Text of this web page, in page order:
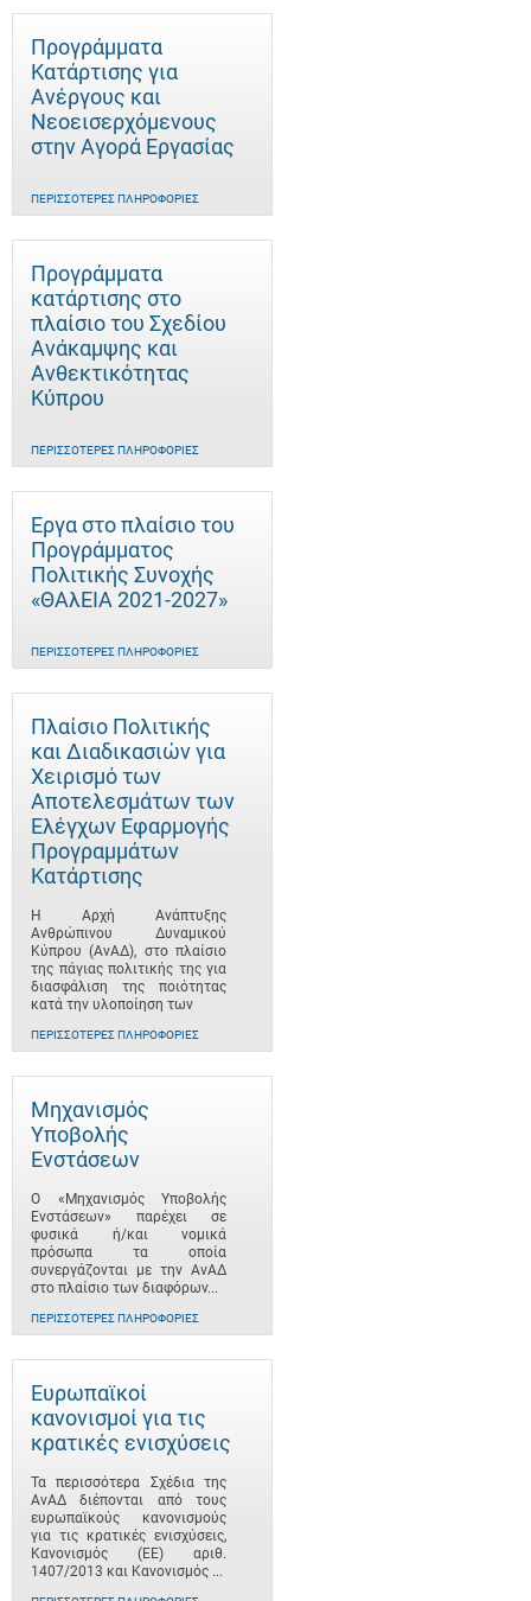
Προγράμματα
Κατάρτισης για
Ανέργους και
Νεοεισερχόμενους
στην Αγορά Εργασίας
ΠΕΡΙΣΣΌΤΕΡΕΣ ΠΛΗΡΟΦΟΡΊΕΣ
Προγράμματα
κατάρτισης στο
πλαίσιο του Σχεδίου
Ανάκαμψης και
Ανθεκτικότητας
Κύπρου
ΠΕΡΙΣΣΌΤΕΡΕΣ ΠΛΗΡΟΦΟΡΊΕΣ
Έργα στο πλαίσιο του
Προγράμματος
Πολιτικής Συνοχής
«ΘΑλΕΙΑ 2021-2027»
ΠΕΡΙΣΣΌΤΕΡΕΣ ΠΛΗΡΟΦΟΡΊΕΣ
Πλαίσιο Πολιτικής
και Διαδικασιών για
Χειρισμό των
Αποτελεσμάτων των
Ελέγχων Εφαρμογής
Προγραμμάτων
Κατάρτισης
Η Αρχή Ανάπτυξης
Ανθρώπινου Δυναμικού
Κύπρου (ΑνΑΔ), στο πλαίσιο
της πάγιας πολιτικής της για
διασφάλιση της ποιότητας
κατά την υλοποίηση των
ΠΕΡΙΣΣΌΤΕΡΕΣ ΠΛΗΡΟΦΟΡΊΕΣ
Μηχανισμός
Υποβολής
Ενστάσεων
Ο «Μηχανισμός Υποβολής
Ενστάσεων» παρέχει σε
φυσικά ή/και νομικά
πρόσωπα τα οποία
συνεργάζονται με την ΑνΑΔ
στο πλαίσιο των διαφόρων...
ΠΕΡΙΣΣΌΤΕΡΕΣ ΠΛΗΡΟΦΟΡΊΕΣ
Ευρωπαϊκοί
κανονισμοί για τις
κρατικές ενισχύσεις
Τα περισσότερα Σχέδια της
ΑνΑΔ διέπονται από τους
ευρωπαϊκούς κανονισμούς
για τις κρατικές ενισχύσεις,
Κανονισμός (ΕΕ) αριθ.
1407/2013 και Κανονισμός ...